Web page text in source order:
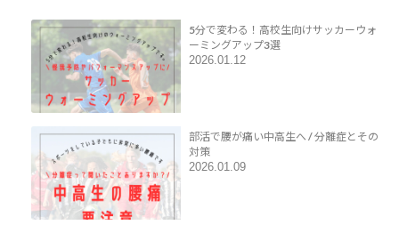
5分で変わる！高校生向けサッカーウォ
ーミングアップ3選
2026.01.12
部活で腰が痛い中高生へ / 分離症とその
対策
2026.01.09